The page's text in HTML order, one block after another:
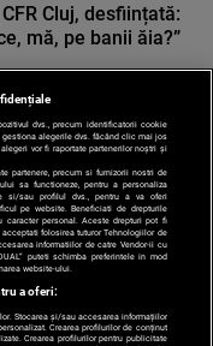
Cluj, desființată:
mă, pe banii ăia?”
dvs., precum identificatorii cookie
alegerile dvs. făcând clic mai jos
vor fi raportate partenerilor noștri și
partenere, precum si furnizorii nostri de
sa functioneze, pentru a personaliza
si/sau profilul dvs., pentru a va oferi
pe website. Beneficiati de drepturile
caracter personal. Aceste drepturi pot fi
acceptati folosirea tuturor Tehnologiilor de
informatiilor de catre Vendor-ii cu
puteti schimba preferintele in mod
website-ului.
a oferi:
Stocarea și/sau accesarea informațiilor
Crearea profilurilor de conținut
Crearea profilurilor pentru publicitate